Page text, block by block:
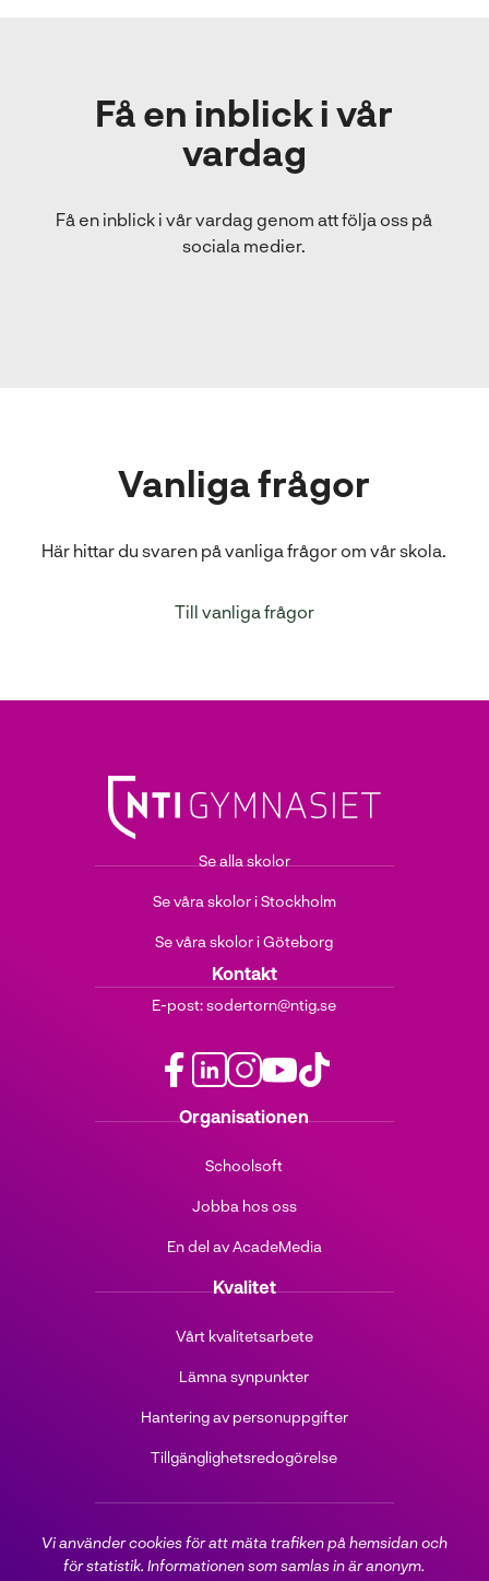
Få en inblick i vår
vardag
Få en inblick i vår vardag genom att följa oss på
sociala medier.
Vanliga frågor
Här hittar du svaren på vanliga frågor om vår skola.
Till vanliga frågor
Se alla skolor
Se våra skolor i Stockholm
Se våra skolor i Göteborg
Kontakt
E-post:sodertorn@ntig.se
(öppnas(öppnas
nytt
(öppnas
nytt
(öppnas
nytt
(öppnas
Organisationen
Schoolsoft
Jobba hos oss
En del av AcadeMedia
Kvalitet
Vårt kvalitetsarbete
Lämna synpunkter
Hantering av personuppgifter
Tillgänglighetsredogörelse
Vi använder cookies för att mäta trafiken på hemsidan och
för statistik. Informationen som samlas in är anonym.